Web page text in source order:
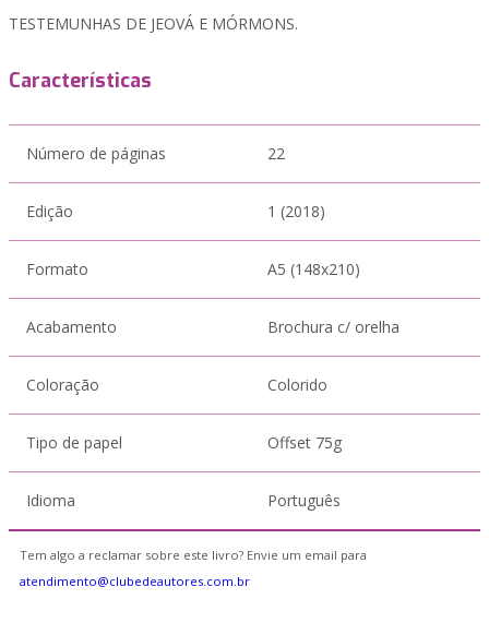
TESTEMUNHAS DE JEOVÁ E MÓRMONS.
Características
Número de páginas 22
Edição 1 (2018)
Formato A5 (148x210)
Acabamento Brochura c/ orelha
Coloração Colorido
Tipo de papel Offset 75g
Idioma Português
Tem algo a reclamar sobre este livro? Envie um email para
atendimento@clubedeautores.com.br